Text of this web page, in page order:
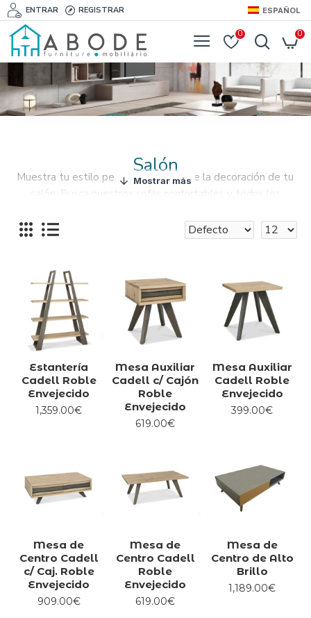
ENTRAR REGISTRAR ESPAÑOL
0 0
Salón
Muestra tu estilo personal a través de la decoración de tu
salón.
Busca nuestros sofás confortables y todos los
Muebles duraderos y de confianza para tu salón. Te
Estantería
Cadell Roble
Envejecido
1,359.00€
Mesa Auxiliar
Cadell c/ Cajón
Roble
Envejecido
619.00€
Mesa Auxiliar
Cadell Roble
Envejecido
399.00€
Mesa de
Centro Cadell
c/ Caj. Roble
Envejecido
909.00€
Mesa de
Centro Cadell
Roble
Envejecido
619.00€
Mesa de
Centro de Alto
Brillo
1,189.00€